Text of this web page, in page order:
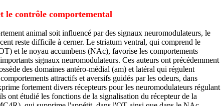
le contrôle comportemental
animal soit influencé par des signaux neuromodulateurs, le
reste difficile à cerner. Le striatum ventral, qui comprend le
et le noyau accumbens (NAc), favorise les comportements
signaux neuromodulateurs. Ces auteurs ont précédemment
des domaines antéro-médial (am) et latéral qui régulent
attractifs et aversifs guidés par les odeurs, dans
fortement divers récepteurs pour les neuromodulateurs régulant
ont étudié les fonctions de la signalisation du récepteur de la